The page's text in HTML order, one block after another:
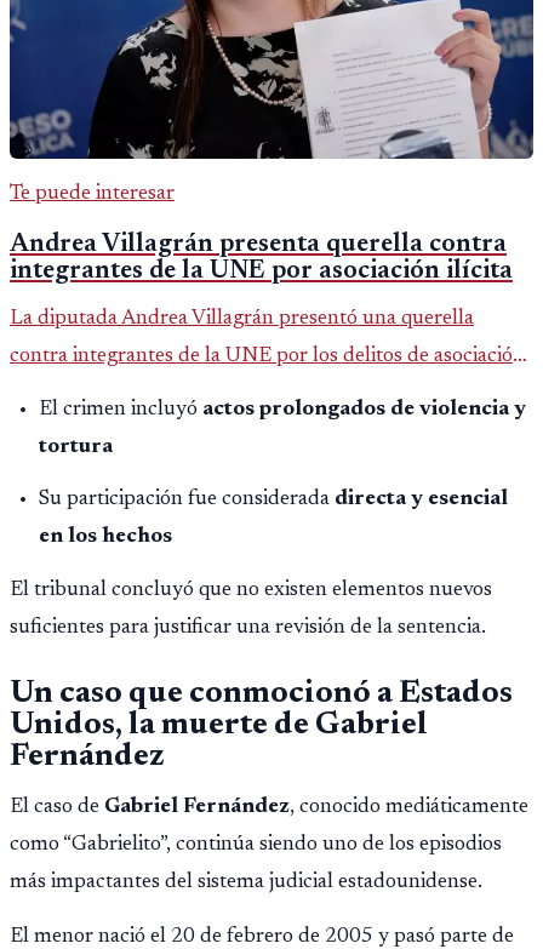
Te puede interesar
Andrea Villagrán presenta querella contra
integrantes de la UNE por asociación ilícita
La diputada Andrea Villagrán presentó una querella
contra integrantes de la UNE por los delitos de asociación
ilícita, terrorismo y sedición.
El crimen incluyó actos prolongados de violencia y
tortura
Su participación fue considerada directa y esencial
en los hechos
El tribunal concluyó que no existen elementos nuevos
suficientes para justificar una revisión de la sentencia.
Un caso que conmocionó a Estados
Unidos, la muerte de Gabriel
Fernández
El caso de Gabriel Fernández, conocido mediáticamente
como “Gabrielito”, continúa siendo uno de los episodios
más impactantes del sistema judicial estadounidense.
El menor nació el 20 de febrero de 2005 y pasó parte de